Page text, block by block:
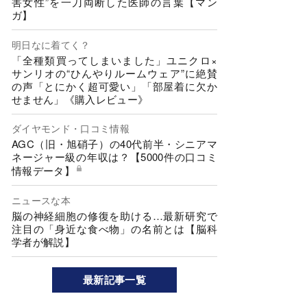
ガ】
明日なに着てく？
「全種類買ってしまいました」ユニクロ×
サンリオの“ひんやりルームウェア”に絶賛
の声「とにかく超可愛い」「部屋着に欠か
せません」《購入レビュー》
ダイヤモンド・口コミ情報
AGC（旧・旭硝子）の40代前半・シニアマ
ネージャー級の年収は？【5000件の口コミ
情報データ】
ニュースな本
脳の神経細胞の修復を助ける…最新研究で
注目の「身近な食べ物」の名前とは【脳科
学者が解説】
最新記事一覧